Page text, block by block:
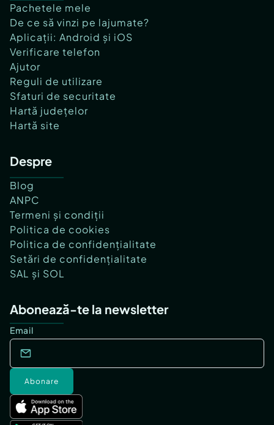
Pachetele mele
De ce să vinzi pe lajumate?
Aplicații: Android și iOS
Verificare telefon
Ajutor
Reguli de utilizare
Sfaturi de securitate
Hartă județelor
Hartă site
Despre
Blog
ANPC
Termeni și condiții
Politica de cookies
Politica de confidențialitate
Setări de confidențialitate
SAL și SOL
Abonează-te la newsletter
Email
Abonare